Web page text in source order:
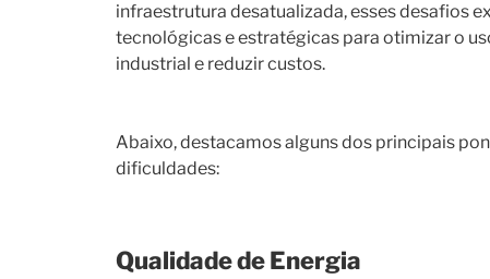
infraestrutura desatualizada, esses desafios
tecnológicas e estratégicas para otimizar o
industrial e reduzir custos.
Abaixo, destacamos alguns dos principais
dificuldades:
Qualidade de Energia